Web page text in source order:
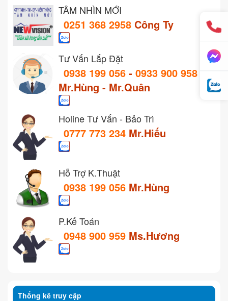
TẦM NHÌN MỚI
0251 368 2958 Công Ty
Tư Vấn Lắp Đặt
0938 199 056 - 0933 900 958
Mr.Hùng - Mr.Quân
Holine Tư Vấn - Bảo Trì
0777 773 234 Mr.Hiếu
Hỗ Trợ K.Thuật
0938 199 056 Mr.Hùng
P.Kế Toán
0948 900 959 Ms.Hương
Thống kê truy cập